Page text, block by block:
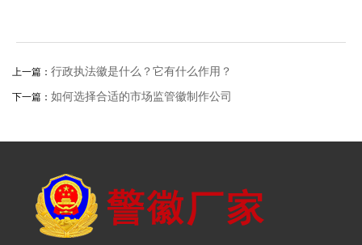
上一篇： 行政执法徽是什么？它有什么作用？
下一篇： 如何选择合适的市场监管徽制作公司